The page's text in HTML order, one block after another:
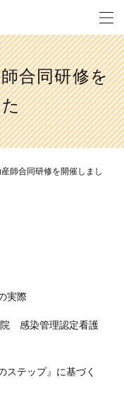
合同研修を
師合同研修を開催しまし
実際
感染管理認定看護
ステップ』に基づく